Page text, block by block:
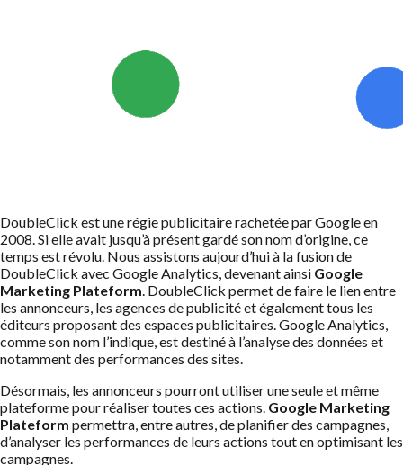
DoubleClick est une régie publicitaire rachetée par Google en
2008. Si elle avait jusqu’à présent gardé son nom d’origine, ce
temps est révolu. Nous assistons aujourd’hui à la fusion de
DoubleClick avec Google Analytics, devenant ainsi Google
Marketing Plateform. DoubleClick permet de faire le lien entre
les annonceurs, les agences de publicité et également tous les
éditeurs proposant des espaces publicitaires. Google Analytics,
comme son nom l’indique, est destiné à l’analyse des données et
notamment des performances des sites.
Désormais, les annonceurs pourront utiliser une seule et même
plateforme pour réaliser toutes ces actions. Google Marketing
Plateform permettra, entre autres, de planifier des campagnes,
d’analyser les performances de leurs actions tout en optimisant les
campagnes.